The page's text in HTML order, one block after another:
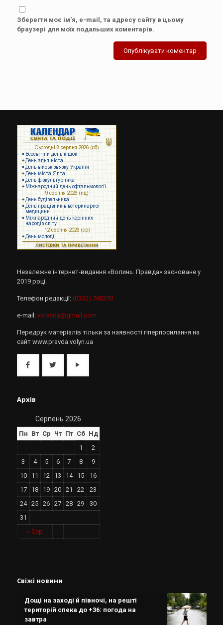
Зберегти моє ім'я, e-mail, та адресу сайту в цьому
браузері для моїх подальших коментарів.
Незалежне інтернет-видання «Волинь. Правда» засноване у
2019 році.
Телефон редакції: (0332) 780293
e-mail: vpravda@gmail.com
Передрук матеріалів тільки за наявності гіперпосилання на
сайт www.pravda.volyn.ua
Архів
Серпень 2026
Пн Вт Ср Чт Пт Сб Нд
« Сер
1
2
3
4 5 6 7 8
9
10
11 12 13 14 15
16
17
18 19 20 21 22
23
24
25 26 27 28 29
30
31
Свіжі новини
Дощі на заході й півночі, на решті
територій спека до +36: погода на
завтра